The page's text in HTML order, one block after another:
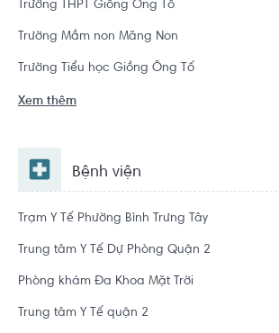
Trường THPT Giồng Ông Tố
Trường Mầm non Măng Non
Trường Tiểu học Giồng Ông Tố
Xem thêm
Bệnh viện
Trạm Y Tế Phường Bình Trưng Tây
Trung tâm Y Tế Dự Phòng Quận 2
Phòng khám Đa Khoa Mặt Trời
Trung tâm Y Tế quận 2